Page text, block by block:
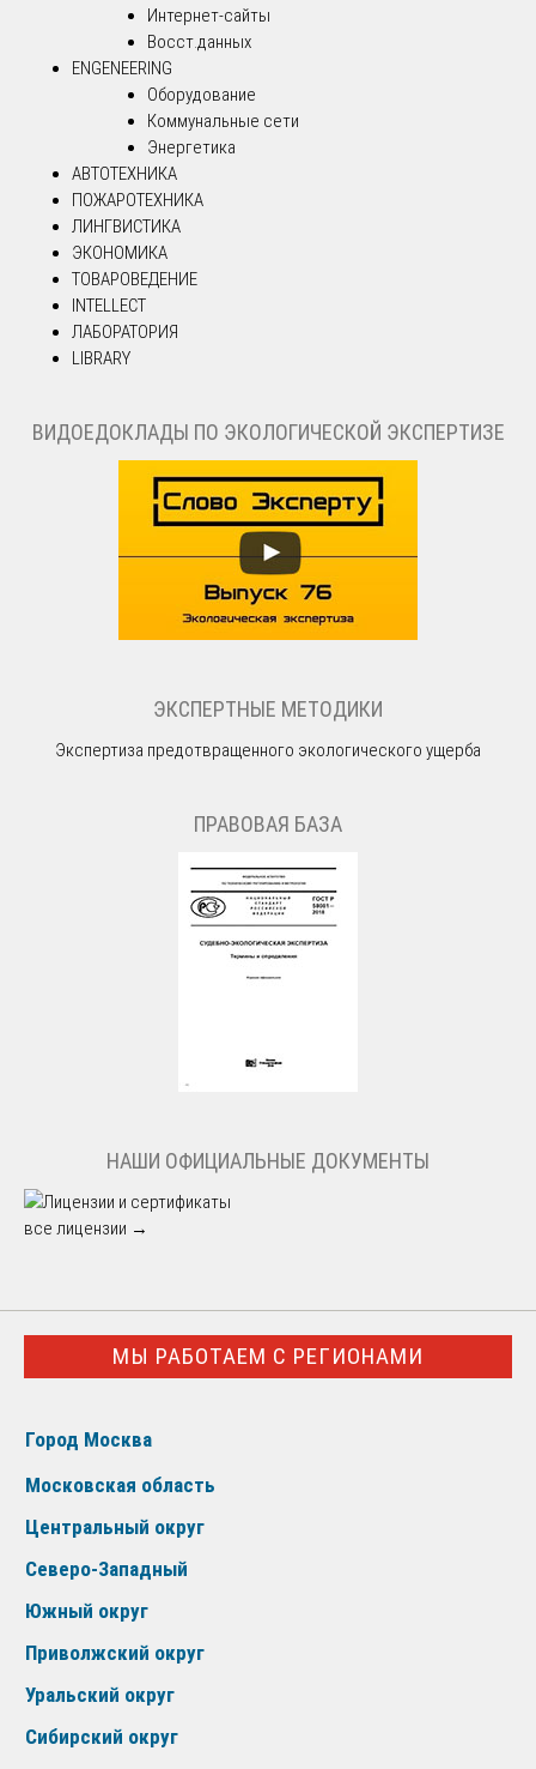
Интернет-сайты
Восст.данных
ENGENEERING
Оборудование
Коммунальные сети
Энергетика
АВТОТЕХНИКА
ПОЖАРОТЕХНИКА
ЛИНГВИСТИКА
ЭКОНОМИКА
ТОВАРОВЕДЕНИЕ
INTELLECT
ЛАБОРАТОРИЯ
LIBRARY
ВИДОЕДОКЛАДЫ ПО ЭКОЛОГИЧЕСКОЙ ЭКСПЕРТИЗЕ
ЭКСПЕРТНЫЕ МЕТОДИКИ
Экспертиза предотвращенного экологического ущерба
ПРАВОВАЯ БАЗА
НАШИ ОФИЦИАЛЬНЫЕ ДОКУМЕНТЫ
все лицензии →
МЫ РАБОТАЕМ С РЕГИОНАМИ
Город Москва
Московская область
Центральный округ
Северо-Западный
Южный округ
Приволжский округ
Уральский округ
Сибирский округ